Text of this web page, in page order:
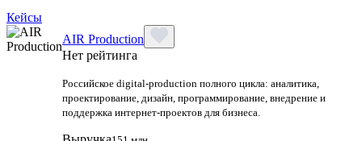
Кейсы
AIR Production
Нет рейтинга
Российское digital-production полного цикла: аналитика,
проектирование, дизайн, программирование, внедрение и
поддержка интернет-проектов для бизнеса.